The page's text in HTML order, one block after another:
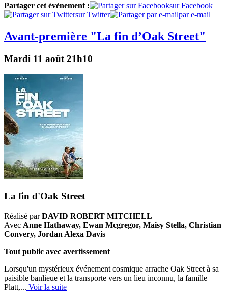
Partager cet évènement :
sur Facebook
sur Twitter
par e-mail
Avant-première "La fin d’Oak Street"
Mardi 11 août 21h10
La fin d'Oak Street
Réalisé parDAVID ROBERT MITCHELL
Avec Anne Hathaway, Ewan Mcgregor, Maisy Stella, Christian
Convery, Jordan Alexa Davis
Tout public avec avertissement
Lorsqu'un mystérieux événement cosmique arrache Oak Street à sa
paisible banlieue et la transporte vers un lieu inconnu, la famille
Platt,... Voir la suite